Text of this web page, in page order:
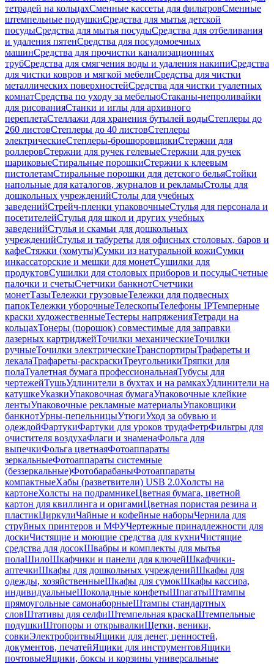
тетрадей на кольцахСменные кассеты для фильтровСменные
штемпельные подушкиСредства для мытья детской
посудыСредства для мытья посудыСредства для отбеливания
и удаления пятенСредства для посудомоечных
машинСредства для прочистки канализационных
трубСредства для смягчения воды и удаления накипиСредства
для чистки ковров и мягкой мебелиСредства для чистки
металлических поверхностейСредства для чистки туалетных
комнатСредства по уходу за мебельюСтаканы-непроливайки
для рисованияСтанки и иглы для архивного
переплетаСтеллажи для хранения бутылей водыСтеплеры до
260 листовСтеплеры до 40 листовСтеплеры
электрическиеСтеплеры-брошюровщикиСтержни для
роллеровСтержни для ручек гелевыеСтержни для ручек
шариковыеСтиральные порошкиСтержни к клеевым
пистолетамСтиральные порошки для детского бельяСтойки
напольные для каталогов, журналов и рекламыСтолы для
дошкольных учрежденийСтолы для учебных
заведенийСтрейч-пленки упаковочныеСтулья для персонала и
посетителейСтулья для школ и других учебных
заведенийСтулья и скамьи для дошкольных
учрежденийСтулья и табуреты для офисных столовых, баров и
кафеСтяжки (хомуты)Сумки из натуральной кожиСумки
инкассаторские и мешки для монетСушилки для
продуктовСушилки для столовых приборов и посудыСчетные
палочки и счетыСчетчики банкнотСчетчики
монетТазыТележки грузовыеТележки для подвесных
папокТележки уборочныеТелескопыТелефоны IPТемперные
краски художественныеТестеры напряженияТетради на
кольцахТонеры (порошок) совместимые для заправки
лазерных картриджейТочилки механическиеТочилки
ручныеТочилки электрическиеТранспортирыТрафареты и
лекалаТрафареты-раскраскиТреугольникиТряпки для
полаТуалетная бумага профессиональнаяТубусы для
чертежейТушьУдлинители в бухтах и на рамкахУдлинители на
катушкеУказкиУпаковочная бумагаУпаковочные клейкие
лентыУпаковочные рекламные материалыУпаковщики
банкнотУрны-пепельницыУтюгиУход за обувью и
одеждойФартукиФартуки для уроков трудаФетрФильтры для
очистителя воздухаФлаги и знаменаФольга для
выпечкиФольга цветнаяФотоаппараты
зеркальныеФотоаппараты системные
(беззеркальные)ФотобарабаныФотоаппараты
компактныеХабы (разветвители) USB 2.0Холсты на
картонеХолсты на подрамникеЦветная бумага, цветной
картон для квиллинга и оригамиЦветная пористая резина и
пластикЦиркулиЧайные и кофейные наборыЧернила для
струйных принтеров и МФУЧертежные принадлежности для
доскиЧистящие и моющие средства для кухниЧистящие
средства для досокШвабры и комплекты для мытья
полаШилоШкафчики и панели для ключейШкафчики-
аптечкиШкафы для дошкольных учрежденийШкафы для
одежды, хозяйственныеШкафы для сумокШкафы кассира,
индивидуальныеШоколадные конфетыШпагатыШтампы
прямоугольные самонаборныеШтампы стандартных
словШтативы для селфиШтемпельная краскаШтемпельные
подушкиШтопоры и открывалкиЩетки, веники,
совкиЭлектробритвыЯщики для денег, ценностей,
документов, печатейЯщики для инструментовЯщики
почтовыеЯщики, боксы и корзины универсальные